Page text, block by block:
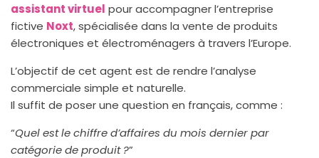
assistant virtuel pour accompagner l’entreprise
fictive Noxt, spécialisée dans la vente de produits
électroniques et électroménagers à travers l’Europe.
L’objectif de cet agent est de rendre l’analyse
commerciale simple et naturelle.
Il suffit de poser une question en français, comme :
“Quel est le chiffre d’affaires du mois dernier par
catégorie de produit ?”